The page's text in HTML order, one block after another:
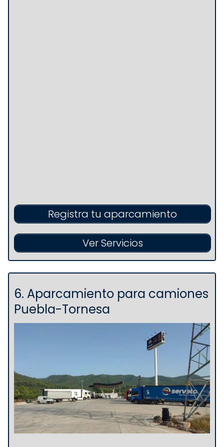
Registra tu aparcamiento
Ver Servicios
6. Aparcamiento para camiones
Puebla-Tornesa